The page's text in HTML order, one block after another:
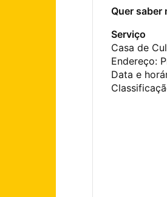
Quer saber
Serviço
Casa de
Endereço:
Data e